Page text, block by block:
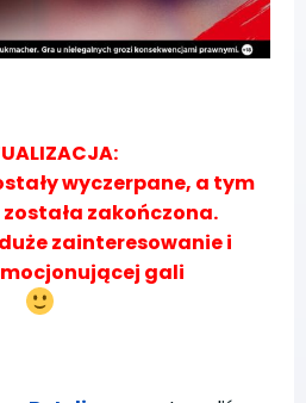
wyczerpane, a tym
zakończona.
zainteresowanie i
gali